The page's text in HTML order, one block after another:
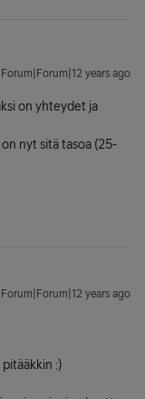
Forum|Forum|12 years ago
on yhteydet ja
nyt sitä tasoa (25-
Forum|Forum|12 years ago
:)